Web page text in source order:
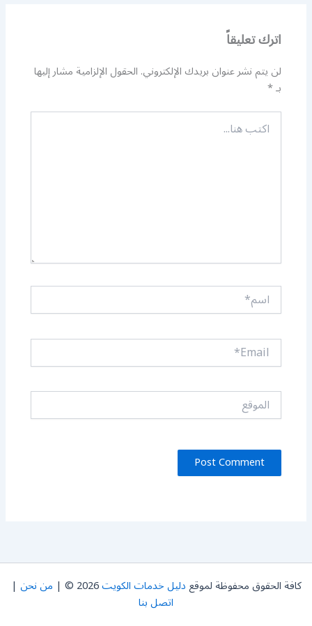
اترك تعليقاً
لن يتم نشر عنوان بريدك الإلكتروني.الحقول الإلزامية مشار إليها
بـ*
اكتب
هنا...
اسم*
Email*
الموقع
كافة الحقوق محفوظة لموقعدليل خدمات الكويت2026 © | من نحن |
اتصل بنا